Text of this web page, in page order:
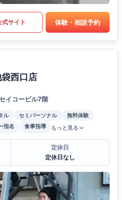
式サイト 体験・相談予約
西口店
イコービル7階
ル セミパーソナル
無料体験
指名 食事指導 もっと見る
定休日
定休日なし